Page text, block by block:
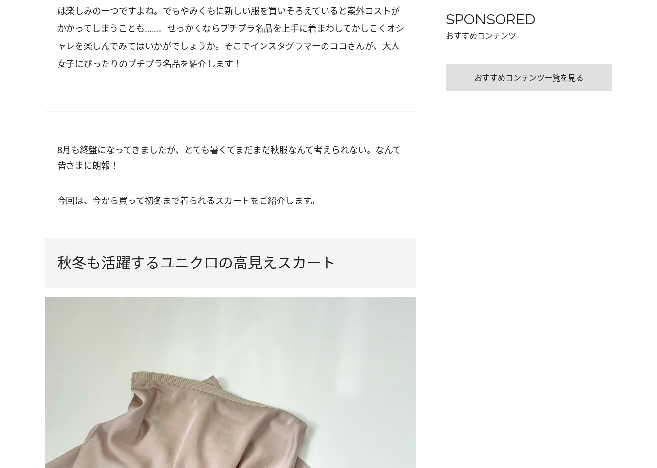
は楽しみの一つですよね。でもやみくもに新しい服を買いそろえていると案外コストが
かかってしまうことも……。せっかくならプチプラ名品を上手に着まわしてかしこくオシ
ャレを楽しんでみてはいかがでしょうか。そこでインスタグラマーのココさんが、大人
女子にぴったりのプチプラ名品を紹介します！
8月も終盤になってきましたが、とても暑くてまだまだ秋服なんて考えられない。なんて
皆さまに朗報！
今回は、今から買って初冬まで着られるスカートをご紹介します。
秋冬も活躍するユニクロの高見えスカート
SPONSORED
おすすめコンテンツ
おすすめコンテンツ一覧を見る